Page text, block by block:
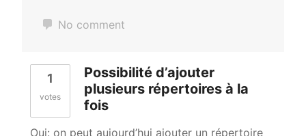
No comment
1
votes
Possibilité d’ajouter
plusieurs répertoires à la
fois
Oui: on peut aujourd’hui ajouter un répertoire